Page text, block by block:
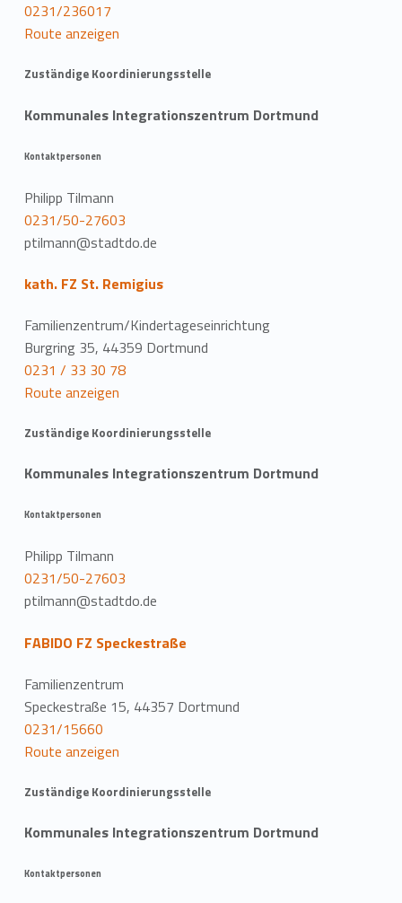
0231/236017
Route anzeigen
Zuständige Koordinierungsstelle
Kommunales Integrationszentrum Dortmund
Kontaktpersonen
Philipp Tilmann
0231/50-27603
ptilmann@stadtdo.de
kath. FZ St. Remigius
Familienzentrum/Kindertageseinrichtung
Burgring 35, 44359 Dortmund
0231 / 33 30 78
Route anzeigen
Zuständige Koordinierungsstelle
Kommunales Integrationszentrum Dortmund
Kontaktpersonen
Philipp Tilmann
0231/50-27603
ptilmann@stadtdo.de
FABIDO FZ Speckestraße
Familienzentrum
Speckestraße 15, 44357 Dortmund
0231/15660
Route anzeigen
Zuständige Koordinierungsstelle
Kommunales Integrationszentrum Dortmund
Kontaktpersonen